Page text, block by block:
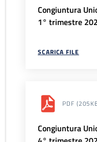
Congiuntura
1° trimestre
SCARICA FILE
PDF
Congiuntura